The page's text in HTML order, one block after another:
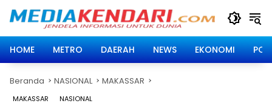
HOME
METRO DAERAH NEWS EKONOMI
Beranda NASIONAL MAKASSAR
MAKASSAR NASIONAL